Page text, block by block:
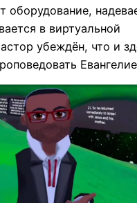
оборудование,
в виртуальной
убеждён, что и